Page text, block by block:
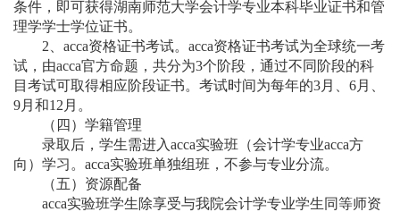
条件，即可获得湖南师范大学会计学专业本科毕业证书和管
理学学士学位证书。
2
acca资格证书考试。 acca资格证书考试为全球统一考
试，由acca官方命题， 共分为3个阶段， 通过不同 阶段的科
目考试可取得相应阶段证书。 考试时间为每年的3月
6月、
9月和12月 。
（四）学籍管理
录取后 ，学生需进入acca实验班 （会计学专业acca方
向 ） 学习 。 acca实验班单独组班，不参与专业分流。
（五）资源配备
acca实验班学生除享受与我院会计学专业学生同等师资